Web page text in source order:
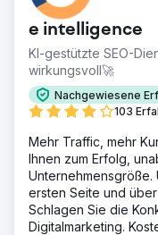
e intelligence
KI-gestützte SEO-
wirkungsvoll🚀
Nachgewiesene
103
Mehr Traffic, mehr
Ihnen zum Erfolg,
ersten Seite und über
Schlagen Sie die
Digitalmarketing.